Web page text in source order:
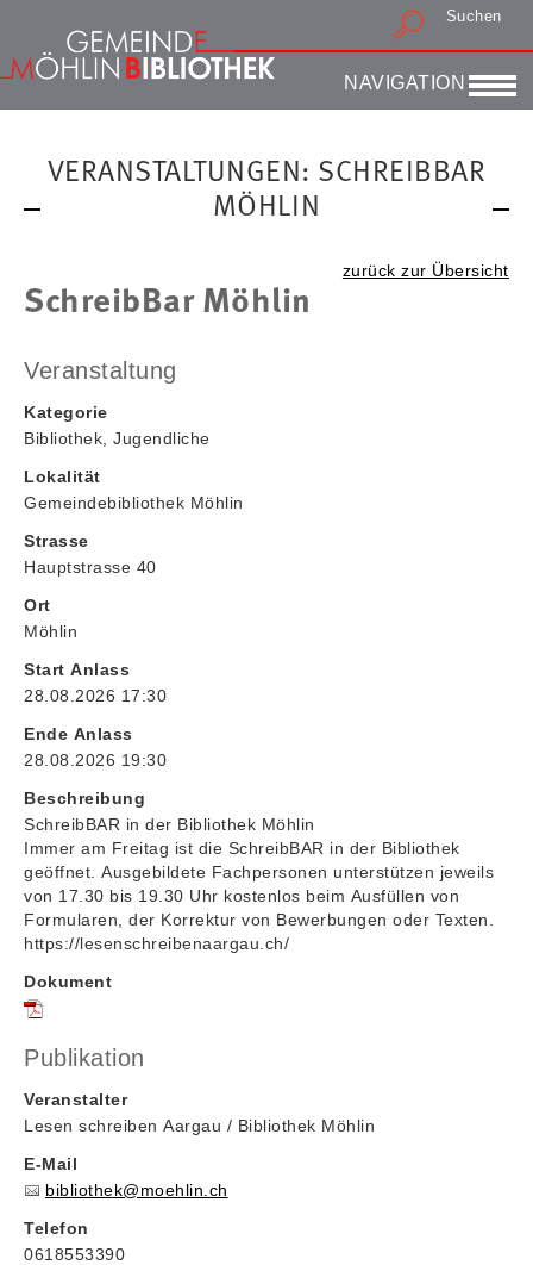
Druckansicht
Suchen
NAVIGATION
VERANSTALTUNGEN: SCHREIBBAR
MÖHLIN
zurück zur Übersicht
SchreibBar Möhlin
Veranstaltung
Kategorie
Bibliothek, Jugendliche
Lokalität
Gemeindebibliothek Möhlin
Strasse
Hauptstrasse 40
Ort
Möhlin
Start Anlass
28.08.2026 17:30
Ende Anlass
28.08.2026 19:30
Beschreibung
SchreibBAR in der Bibliothek Möhlin
Immer am Freitag ist die SchreibBAR in der Bibliothek
geöffnet. Ausgebildete Fachpersonen unterstützen jeweils
von 17.30 bis 19.30 Uhr kostenlos beim Ausfüllen von
Formularen, der Korrektur von Bewerbungen oder Texten.
https://lesenschreibenaargau.ch/
Dokument
Publikation
Veranstalter
Lesen schreiben Aargau / Bibliothek Möhlin
E-Mail
bibliothek@moehlin.ch
Telefon
0618553390